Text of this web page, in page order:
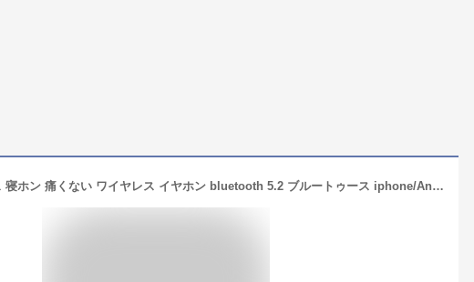
イヤホン ワイヤレス 寝ホン 痛くない ワイヤレス イヤホン bluetooth 5.2 ブルートゥース iphone/Android対応 睡眠用イヤホン インナーイヤー型 bluetooth イヤホン ワイヤレス 片耳 両耳 左右分離型 昼夜兼用 ミニサイズ 超小型 Type‐C T16 日本語取扱説明書付き